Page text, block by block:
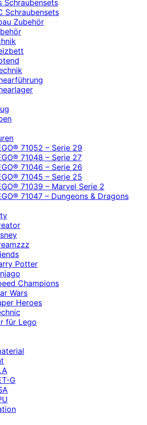
Schraubensets
Schraubensets
Zubehör
71052 – Serie 29
71048 – Serie 27
71046 – Serie 26
71045 – Serie 25
71039 – Marvel Serie 2
71047 – Dungeons & Dragons
Potter
Champions
Wars
Heroes
für Lego
G